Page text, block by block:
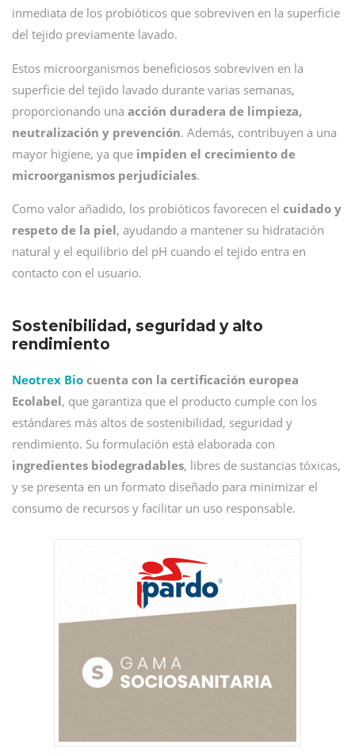
inmediata de los probióticos que sobreviven en la superficie
del tejido previamente lavado.
Estos microorganismos beneficiosos sobreviven en la
superficie del tejido lavado durante varias semanas,
proporcionando una acción duradera de limpieza,
neutralización y prevención. Además, contribuyen a una
mayor higiene, ya que impiden el crecimiento de
microorganismos perjudiciales.
Como valor añadido, los probióticos favorecen el cuidado y
respeto de la piel, ayudando a mantener su hidratación
natural y el equilibrio del pH cuando el tejido entra en
contacto con el usuario.
Sostenibilidad, seguridad y alto
rendimiento
Neotrex Bio cuenta con la certificación europea
Ecolabel, que garantiza que el producto cumple con los
estándares más altos de sostenibilidad, seguridad y
rendimiento. Su formulación está elaborada con
ingredientes biodegradables, libres de sustancias tóxicas,
y se presenta en un formato diseñado para minimizar el
consumo de recursos y facilitar un uso responsable.